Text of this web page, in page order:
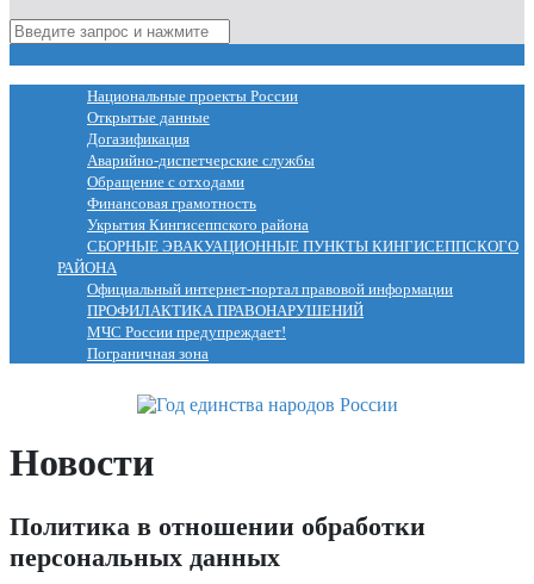
Национальные проекты России
Открытые данные
Догазификация
Аварийно-диспетчерские службы
Обращение с отходами
Финансовая грамотность
Укрытия Кингисеппского района
СБОРНЫЕ ЭВАКУАЦИОННЫЕ ПУНКТЫ КИНГИСЕППСКОГО
РАЙОНА
Официальный интернет-портал правовой информации
ПРОФИЛАКТИКА ПРАВОНАРУШЕНИЙ
МЧС России предупреждает!
Пограничная зона
Новости
Политика в отношении обработки
персональных данных